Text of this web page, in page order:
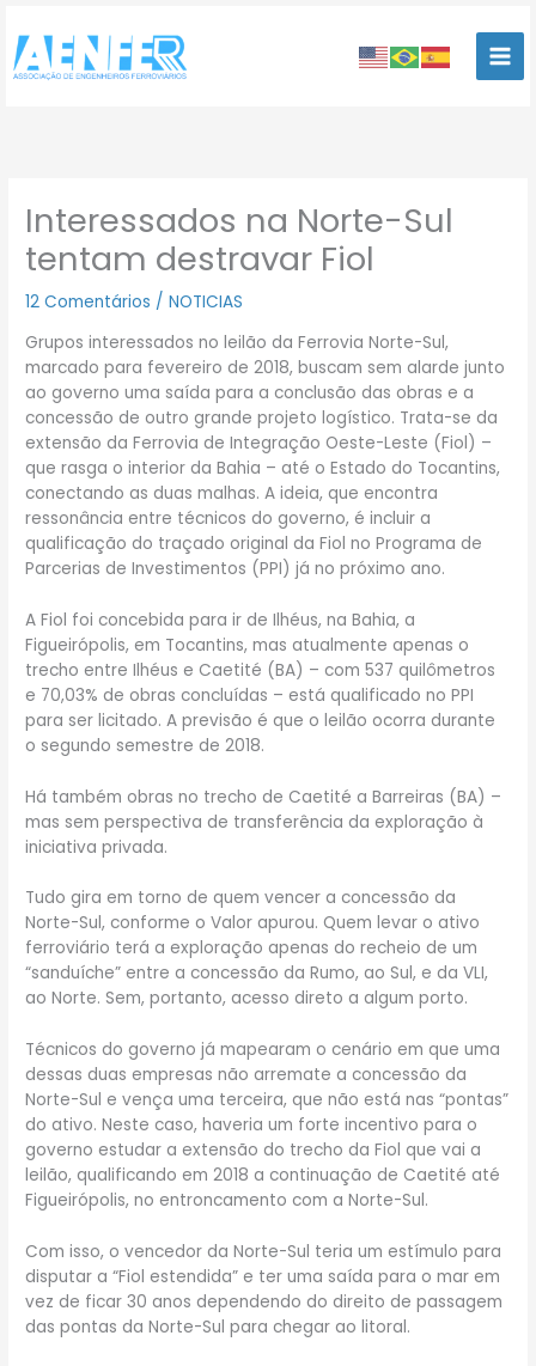
para
conteúdo
Interessados na Norte-Sul
tentam destravar Fiol
12 Comentários /NOTICIAS
Grupos interessados no leilão da Ferrovia Norte-Sul,
marcado para fevereiro de 2018, buscam sem alarde junto
ao governo uma saída para a conclusão das obras e a
concessão de outro grande projeto logístico. Trata-se da
extensão da Ferrovia de Integração Oeste-Leste (Fiol) –
que rasga o interior da Bahia – até o Estado do Tocantins,
conectando as duas malhas. A ideia, que encontra
ressonância entre técnicos do governo, é incluir a
qualificação do traçado original da Fiol no Programa de
Parcerias de Investimentos (PPI) já no próximo ano.
A Fiol foi concebida para ir de Ilhéus, na Bahia, a
Figueirópolis, em Tocantins, mas atualmente apenas o
trecho entre Ilhéus e Caetité (BA) – com 537 quilômetros
e 70,03% de obras concluídas – está qualificado no PPI
para ser licitado. A previsão é que o leilão ocorra durante
o segundo semestre de 2018.
Há também obras no trecho de Caetité a Barreiras (BA) –
mas sem perspectiva de transferência da exploração à
iniciativa privada.
Tudo gira em torno de quem vencer a concessão da
Norte-Sul, conforme o Valor apurou. Quem levar o ativo
ferroviário terá a exploração apenas do recheio de um
“sanduíche” entre a concessão da Rumo, ao Sul, e da VLI,
ao Norte. Sem, portanto, acesso direto a algum porto.
Técnicos do governo já mapearam o cenário em que uma
dessas duas empresas não arremate a concessão da
Norte-Sul e vença uma terceira, que não está nas “pontas”
do ativo. Neste caso, haveria um forte incentivo para o
governo estudar a extensão do trecho da Fiol que vai a
leilão, qualificando em 2018 a continuação de Caetité até
Figueirópolis, no entroncamento com a Norte-Sul.
Com isso, o vencedor da Norte-Sul teria um estímulo para
disputar a “Fiol estendida” e ter uma saída para o mar em
vez de ficar 30 anos dependendo do direito de passagem
das pontas da Norte-Sul para chegar ao litoral.